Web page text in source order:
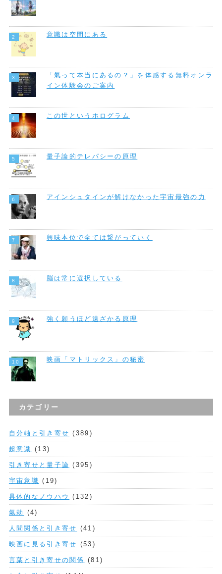
意識は空間にある
「氣って本当にあるの？」を体感する無料オンラ
イン体験会のご案内
この世というホログラム
量子論的テレパシーの原理
アインシュタインが解けなかった宇宙最強の力
興味本位で全ては繋がっていく
脳は常に選択している
強く願うほど遠ざかる原理
映画「マトリックス」の秘密
カテゴリー
自分軸と引き寄せ (389)
超意識 (13)
引き寄せと量子論 (395)
宇宙意識 (19)
具体的なノウハウ (132)
氣劫 (4)
人間関係と引き寄せ (41)
映画に見る引き寄せ (53)
言葉と引き寄せの関係 (81)